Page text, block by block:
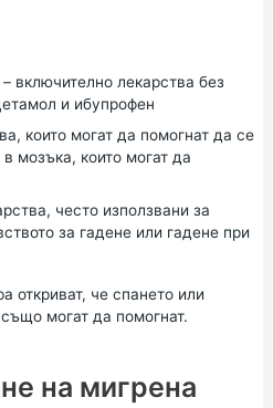
включително лекарства без
и ибупрофен
които могат да помогнат да се
мозъка, които могат да
често използвани за
за гадене или гадене при
откриват, че спането или
могат да помогнат.
на мигрена